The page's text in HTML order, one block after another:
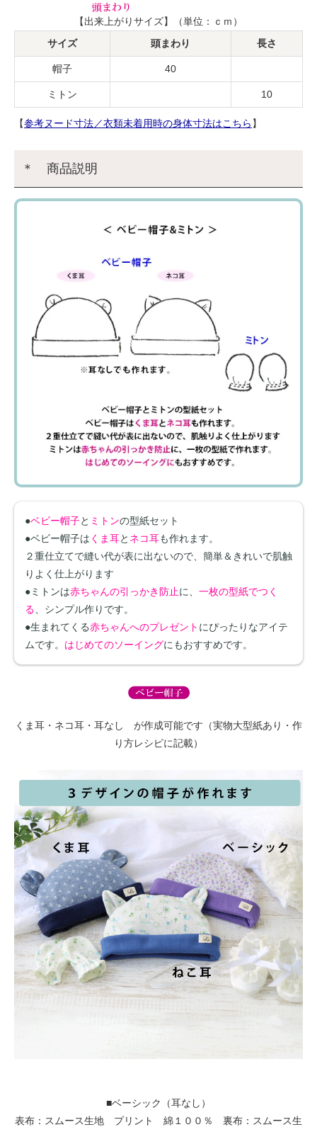
【出来上がりサイズ】（単位：ｃｍ）
サイズ
頭まわり 長さ
帽子 40
ミトン 10
【参考ヌード寸法／衣類未着用時の身体寸法はこちら 】
＊ 商品説明
●ベビー帽子と ミトンの型紙セット
●ベビー帽子は くま耳と ネコ耳も作れます。
２重仕立てで縫い代が表に出ないので、簡単＆きれいで肌触
りよく仕上がります
●ミトンは赤ちゃんの引っかき防止に、 一枚の型紙でつく
る 、シンプル作りです。
●生まれてくる赤ちゃんへのプレゼント にぴったりなアイテ
ムです。 はじめてのソーイングにもおすすめです。
くま耳・ネコ耳・耳なし が作成可能です（実物大型紙あり・作
り方レシピに記載）
■ベーシック（耳なし）
表布：スムース生地 プリント 綿１００％ 裏布：スムース生